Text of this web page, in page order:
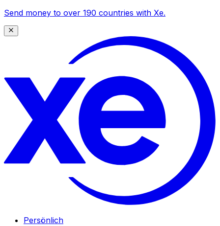
Send money to over 190 countries with Xe.
Persönlich